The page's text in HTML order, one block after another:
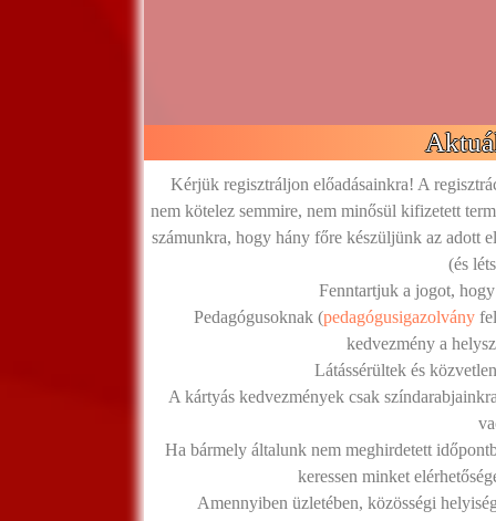
Kérjük regisztráljon előadásainkra! A
nem kötelez semmire, nem minősül kifizetett
számunkra, hogy hány főre készüljünk az adott
(és
Fenntartjuk a jogot,
Pedagógusoknak (pedagógusigazolvány
kedvezmény a
Látássérültek és
A kártyás kedvezmények csak
Ha bármely általunk nem meghirdetett
keressen minket
Amennyiben üzletében, közösségi